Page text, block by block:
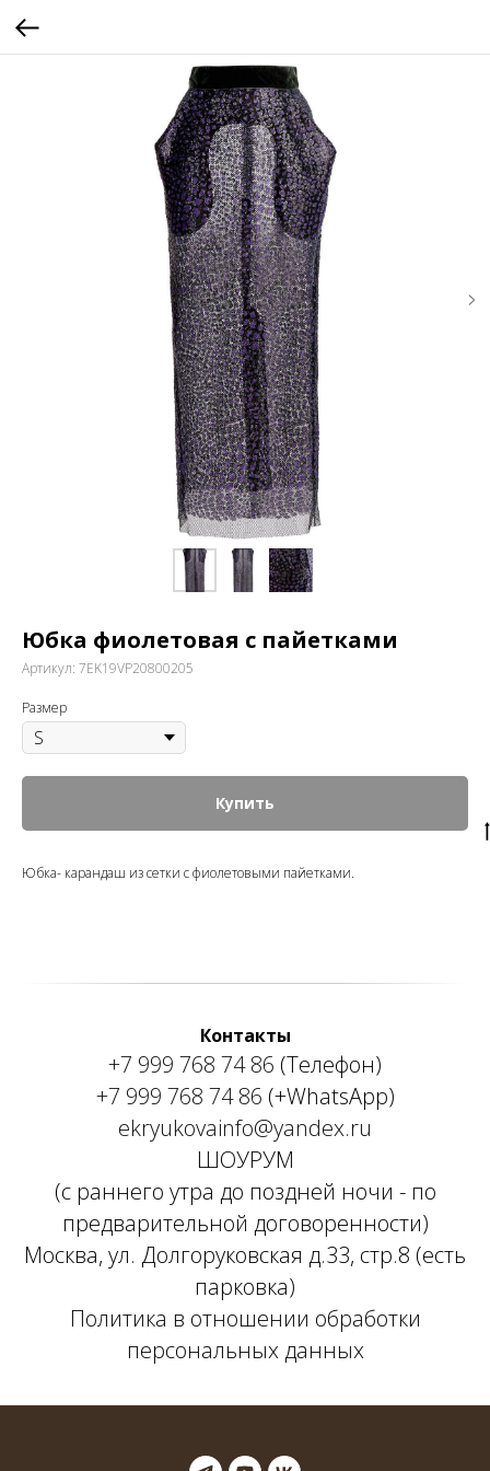
Юбка фиолетовая с пайетками
Артикул: 7EK19VP20800205
Размер
Купить
Юбка- карандаш из сетки с фиолетовыми пайетками.
Контакты
+7 999 768 74 86 (Телефон)
+7 999 768 74 86 (+WhatsApp)
ekryukovainfo@yandex.ru
ШОУРУМ
(с раннего утра до поздней ночи - по
предварительной договоренности)
Москва, ул. Долгоруковская д.33, стр.8 (есть
парковка)
Политика в отношении обработки
персональных данных